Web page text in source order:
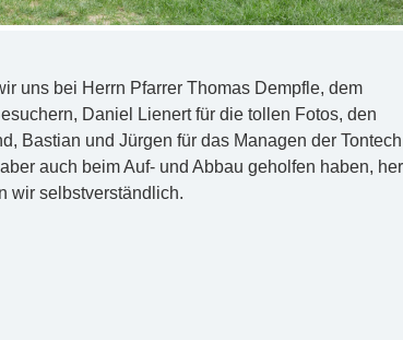
uns bei Herrn Pfarrer Thomas Dempfle, dem
Daniel Lienert für die tollen Fotos, den
Bastian und Jürgen für das Managen der
auch beim Auf- und Abbau geholfen haben,
wir selbstverständlich.